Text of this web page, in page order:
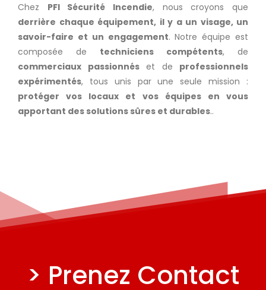
Chez PFI Sécurité Incendie, nous croyons que
derrière chaque équipement, il y a un visage, un
savoir-faire et un engagement. Notre équipe est
composée de techniciens compétents, de
commerciaux passionnéset de professionnels
expérimentés, tous unis par une seule mission :
protéger vos locaux et vos équipes en vous
apportant des solutions sûres et durables..
> Prenez Contact